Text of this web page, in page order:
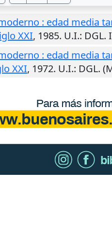
: edad media
XXI, 1985. U.I.: DGL.
: edad media
XXI, 1972. U.I.: DGL.